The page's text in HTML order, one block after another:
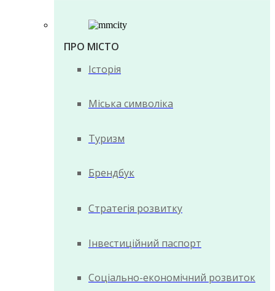
ПРО МІСТО
Історія
Міська символіка
Туризм
Брендбук
Стратегія розвитку
Інвестиційний паспорт
Соціально-економічний розвиток